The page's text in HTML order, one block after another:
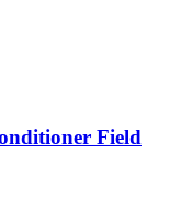
Field